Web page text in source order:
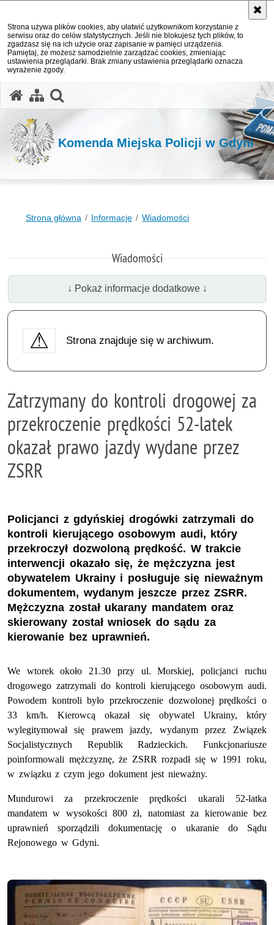
Strona używa plików cookies, aby ułatwić użytkownikom korzystanie z
serwisu oraz do celów statystycznych. Jeśli nie blokujesz tych plików, to
zgadzasz się na ich użycie oraz zapisanie w pamięci urządzenia.
Pamiętaj, że możesz samodzielnie zarządzać cookies, zmieniając
ustawienia przeglądarki. Brak zmiany ustawienia przeglądarki oznacza
wyrażenie zgody.
Komenda Miejska Policji w Gdyni
Strona główna Informacje Wiadomości
Wiadomości
↓ Pokaż informacje dodatkowe ↓
Strona znajduje się w archiwum.
Zatrzymany do kontroli drogowej za
przekroczenie prędkości 52-latek
okazał prawo jazdy wydane przez
ZSRR
Policjanci z gdyńskiej drogówki zatrzymali do
kontroli kierującego osobowym audi, który
przekroczył dozwoloną prędkość. W trakcie
interwencji okazało się, że mężczyzna jest
obywatelem Ukrainy i posługuje się nieważnym
dokumentem, wydanym jeszcze przez ZSRR.
Mężczyzna został ukarany mandatem oraz
skierowany został wniosek do sądu za
kierowanie bez uprawnień.
We wtorek około 21.30 przy ul. Morskiej, policjanci ruchu
drogowego zatrzymali do kontroli kierującego osobowym audi.
Powodem kontroli było przekroczenie dozwolonej prędkości o
33 km/h. Kierowcą okazał się obywatel Ukrainy, który
wylegitymował się prawem jazdy, wydanym przez Związek
Socjalistycznych Republik Radzieckich. Funkcjonariusze
poinformowali mężczyznę, że ZSRR rozpadł się w 1991 roku,
w związku z czym jego dokument jest nieważny.
Mundurowi za przekroczenie prędkości ukarali 52-latka
mandatem w wysokości 800 zł, natomiast za kierowanie bez
uprawnień sporządzili dokumentację o ukaranie do Sądu
Rejonowego w Gdyni.